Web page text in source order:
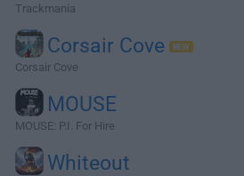
Trackmania
Corsair Cove
Corsair Cove
MOUSE
MOUSE: P.I. For Hire
Whiteout